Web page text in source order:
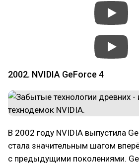
2002. NVIDIA GeForce 4
В 2002 году NVIDIA выпустила
стала значительным шагом
с предыдущими поколениями.